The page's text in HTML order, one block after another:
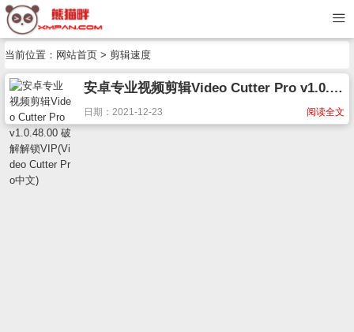
当前位置： 网站首页 > 剪辑速度
安卓专业视频剪辑Video Cutter Pro v1.0.48.00 破解解锁VIP(Video Cutter Pro中文)
阅读全文
日期：2021-12-23